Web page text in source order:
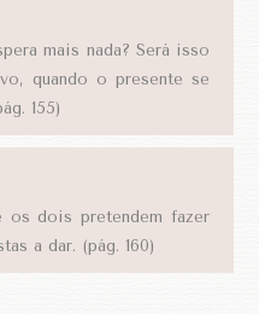
mais nada? Será isso
quando o presente se
155)
os dois pretendem fazer
a dar. (pág. 160)